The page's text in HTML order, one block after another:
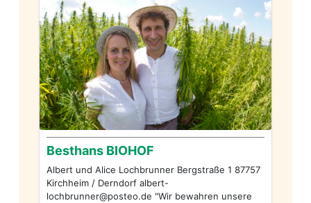
Besthans BIOHOF
Albert und Alice Lochbrunner Bergstraße 1 87757
Kirchheim / Derndorf albert-
lochbrunner@posteo.de "Wir bewahren unsere